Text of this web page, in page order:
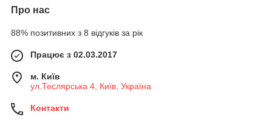
Про нас
88% позитивних з 8 відгуків за рік
Працює з 02.03.2017
м. Київ
ул.Теслярська 4, Київ, Україна
Контакти